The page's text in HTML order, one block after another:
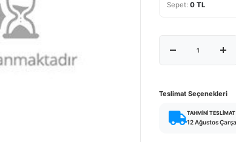
Sepet:0 TL
Teslimat Seçenekleri
TAHMINI TESLIMAT
12 Ağustos